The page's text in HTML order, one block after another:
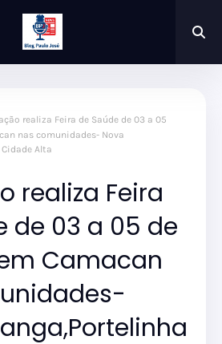
realiza Feira de Saúde de 03 a 05
nas comunidades- Nova
Alta
realiza Feira
de 03 a 05 de
Camacan